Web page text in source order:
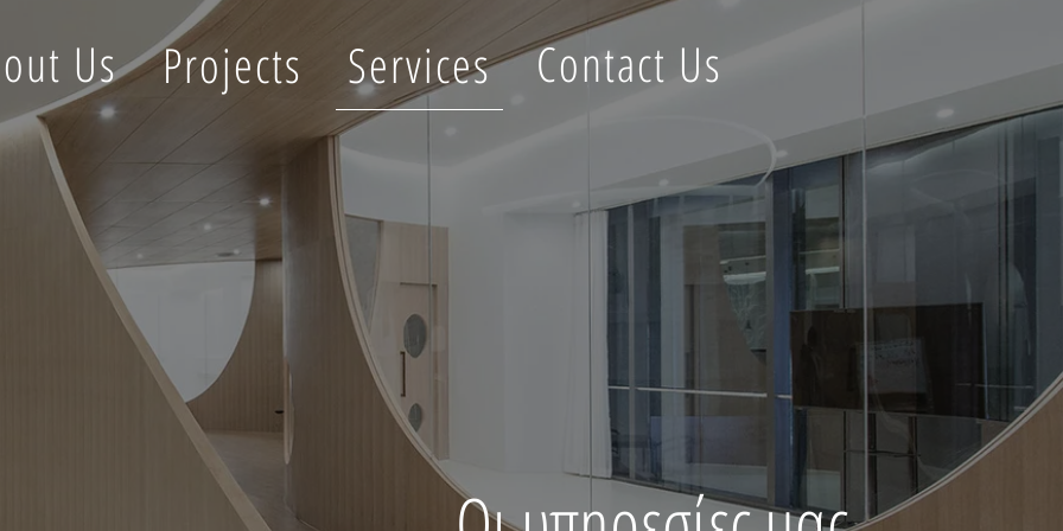
Us Projects Services Contact Us